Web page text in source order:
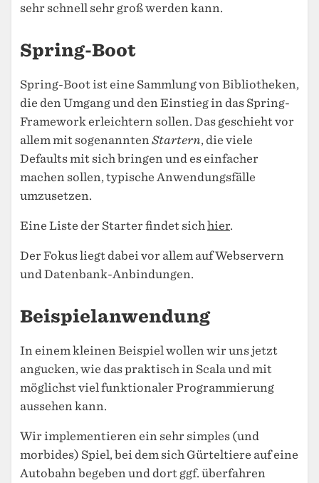
sehr schnell sehr groß werden kann.
Spring-Boot
Spring-Boot ist eine Sammlung von Bibliotheken,
die den Umgang und den Einstieg in das Spring-
Framework erleichtern sollen. Das geschieht vor
allem mit sogenannten Startern, die viele
Defaults mit sich bringen und es einfacher
machen sollen, typische Anwendungsfälle
umzusetzen.
Eine Liste der Starter findet sich hier.
Der Fokus liegt dabei vor allem auf Webservern
und Datenbank-Anbindungen.
Beispielanwendung
In einem kleinen Beispiel wollen wir uns jetzt
angucken, wie das praktisch in Scala und mit
möglichst viel funktionaler Programmierung
aussehen kann.
Wir implementieren ein sehr simples (und
morbides) Spiel, bei dem sich Gürteltiere auf eine
Autobahn begeben und dort ggf. überfahren